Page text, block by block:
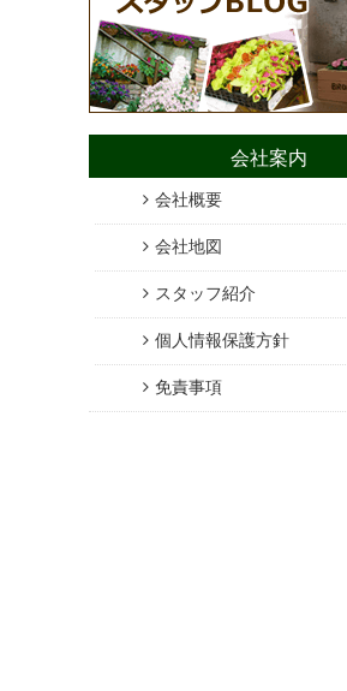
会社案内
会社概要
会社地図
スタッフ紹介
個人情報保護方針
免責事項